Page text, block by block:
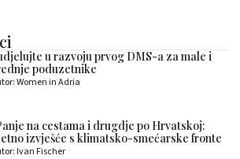
u razvoju prvog DMS-a za male i
poduzetnike
Women in Adria
na cestama i drugdje po Hrvatskoj:
izvješće s klimatsko-smećarske fronte
Ivan Fischer